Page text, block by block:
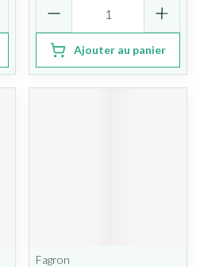
Ajouter au panier
Fagron